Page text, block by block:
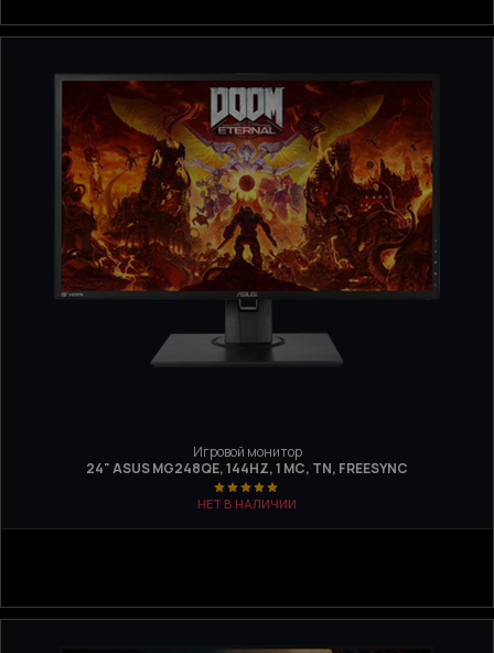
Игровой монитор
24" ASUS MG248QE, 144HZ, 1 МС, TN, FREESYNC
НЕТ В НАЛИЧИИ